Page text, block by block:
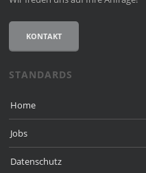
KONTAKT
STANDARDS
Home
Jobs
Datenschutz